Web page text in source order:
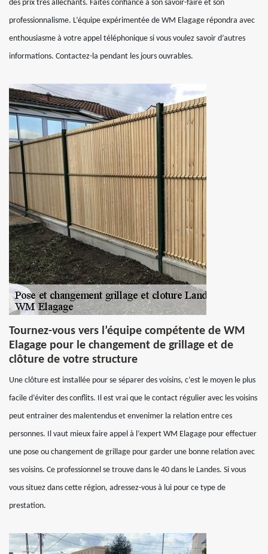
des prix très alléchants. Faites confiance à son savoir-faire et son
professionnalisme. L’équipe expérimentée de WM Elagage répondra avec
enthousiasme à votre appel téléphonique si vous voulez savoir d’autres
informations. Contactez-la pendant les jours ouvrables.
Tournez-vous vers l’équipe compétente de WM
Elagage pour le changement de grillage et de
clôture de votre structure
Une clôture est installée pour se séparer des voisins, c’est le moyen le plus
facile d’éviter des conflits. Il est vrai que le contact régulier avec les voisins
peut entrainer des malentendus et envenimer la relation entre ces
personnes. Il vaut mieux faire appel à l’expert WM Elagage pour effectuer
une pose ou changement de grillage pour garder une bonne relation avec
ses voisins. Ce professionnel se trouve dans le 40 dans le Landes. Si vous
vous situez dans cette région, adressez-vous à lui pour ce type de
prestation.